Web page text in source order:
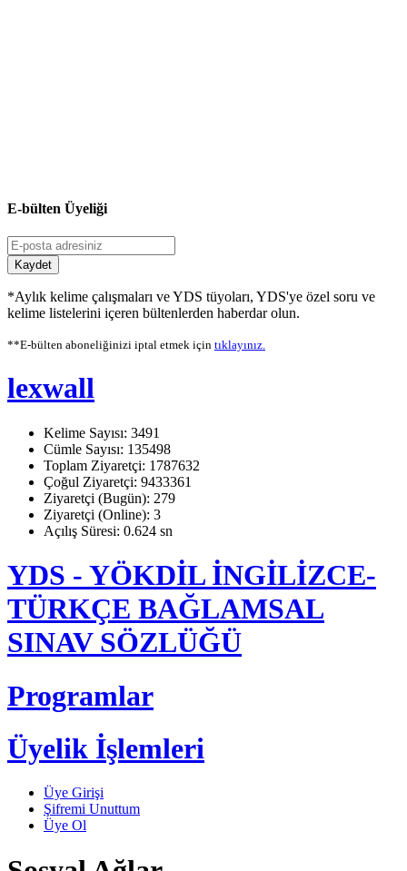
E-bülten Üyeliği
Kaydet
*Aylık kelime çalışmaları ve YDS tüyoları, YDS'ye özel soru ve
kelime listelerini içeren bültenlerden haberdar olun.
**E-bülten aboneliğinizi iptal etmek için tıklayınız.
lexwall
Kelime Sayısı: 3491
Cümle Sayısı: 135498
Toplam Ziyaretçi: 1787632
Çoğul Ziyaretçi: 9433361
Ziyaretçi (Bugün): 279
Ziyaretçi (Online): 3
Açılış Süresi: 0.624 sn
YDS - YÖKDİL İNGİLİZCE-
TÜRKÇE BAĞLAMSAL
SINAV SÖZLÜĞÜ
Programlar
Üyelik İşlemleri
Üye Girişi
Şifremi Unuttum
Üye Ol